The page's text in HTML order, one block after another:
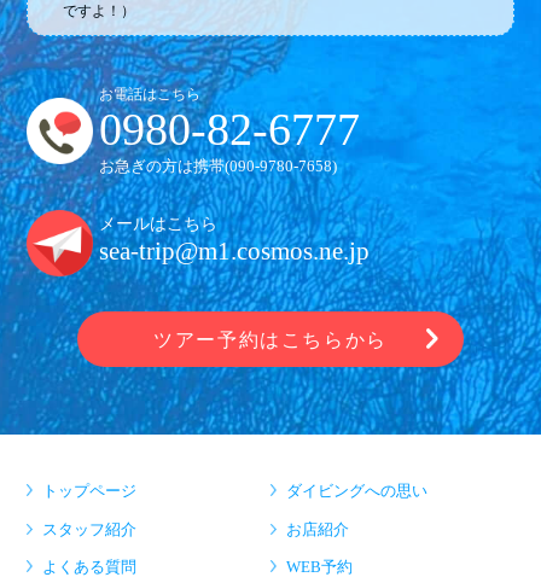
ですよ！）
お電話はこちら
0980-82-6777
お急ぎの方は携帯(090-9780-7658)
メールはこちら
sea-trip@m1.cosmos.ne.jp
ツアー予約はこちらから
トップページ ダイビングへの思い
スタッフ紹介 お店紹介
よくある質問 WEB予約